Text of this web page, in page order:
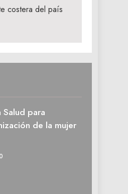
costera del país
para
de la mujer
0